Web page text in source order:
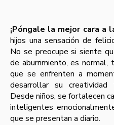
¡Póngale la mejor cara a
hijos una sensación de
No se preocupe si siente
de aburrimiento, es normal,
que se enfrenten a
desarrollar su
Desde niños, se fortalecen
inteligentes
que se presentan a diario.